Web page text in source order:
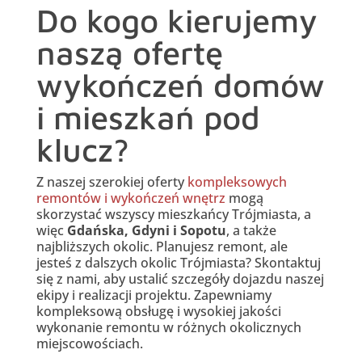
Do kogo kierujemy
naszą ofertę
wykończeń domów
i mieszkań pod
klucz?
Z naszej szerokiej oferty kompleksowych
remontów i wykończeń wnętrz mogą
skorzystać wszyscy mieszkańcy Trójmiasta, a
więc Gdańska, Gdyni i Sopotu, a także
najbliższych okolic. Planujesz remont, ale
jesteś z dalszych okolic Trójmiasta? Skontaktuj
się z nami, aby ustalić szczegóły dojazdu naszej
ekipy i realizacji projektu. Zapewniamy
kompleksową obsługę i wysokiej jakości
wykonanie remontu w różnych okolicznych
miejscowościach.